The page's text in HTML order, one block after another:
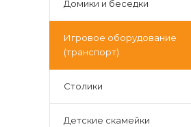
Домики и беседки
Игровое оборудование
(транспорт)
Столики
Детские скамейки